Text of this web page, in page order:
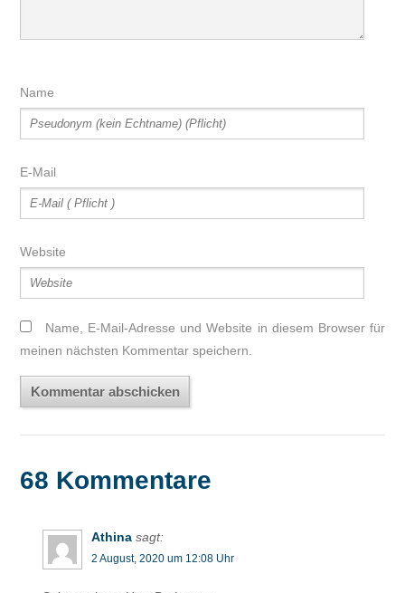
Name
E-Mail
Website
Name, E-Mail-Adresse und Website in diesem Browser für
meinen nächsten Kommentar speichern.
68 Kommentare
Athina sagt:
2 August, 2020 um 12:08 Uhr